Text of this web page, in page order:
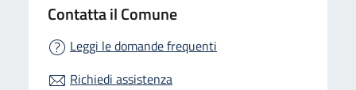
Contatta il Comune
Leggi le domande frequenti
Richiedi assistenza